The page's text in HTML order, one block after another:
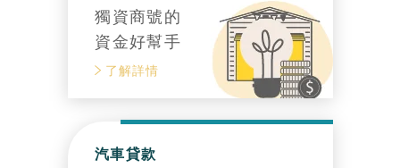
獨資商號的
資金好幫手
了解詳情
汽車貸款